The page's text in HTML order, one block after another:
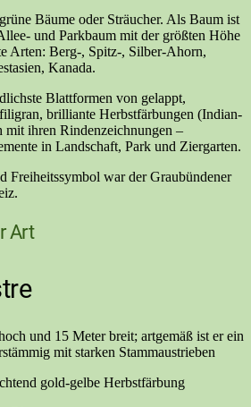
Bäume oder Sträucher. Als Baum ist
und Parkbaum mit der größten Höhe
Arten: Berg-, Spitz-, Silber-Ahorn,
Kanada.
Blattformen von gelappt,
brilliante Herbstfärbungen (Indian-
mit ihren Rindenzeichnungen –
in Landschaft, Park und Ziergarten.
Freiheitssymbol war der Graubündener
Art
und 15 Meter breit; artgemäß ist er ein
mit starken Stammaustrieben
gold-gelbe Herbstfärbung